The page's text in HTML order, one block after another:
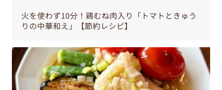
火を使わず10分！鶏むね肉入り「トマトときゅう
りの中華和え」【節約レシピ】